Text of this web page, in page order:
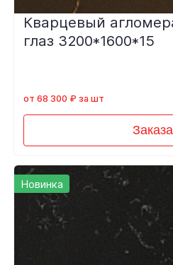
Кварцевый
глаз 3200*1600*15
от 68 300 ₽ за шт
Новинка